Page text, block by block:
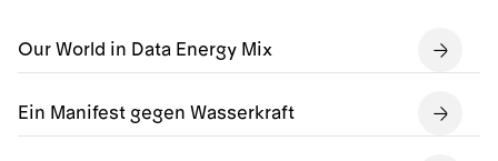
Our World in Data Energy Mix
Ein Manifest gegen Wasserkraft